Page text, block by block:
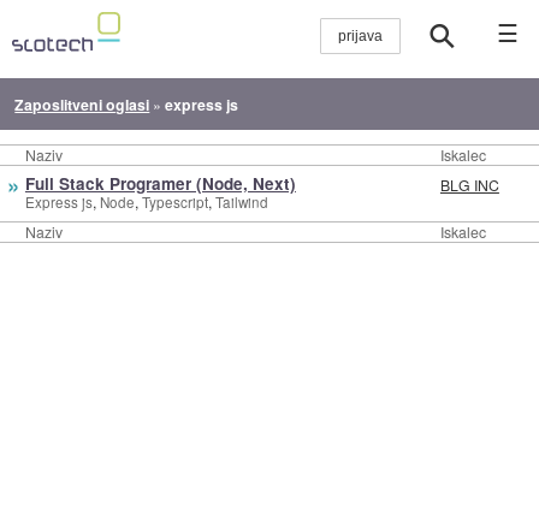
☰
Zaposlitveni oglasi »express js
Naziv Iskalec
Naziv Iskalec
» Full Stack Programer (Node, Next)
Express js, Node, Typescript, Tailwind
BLG INC